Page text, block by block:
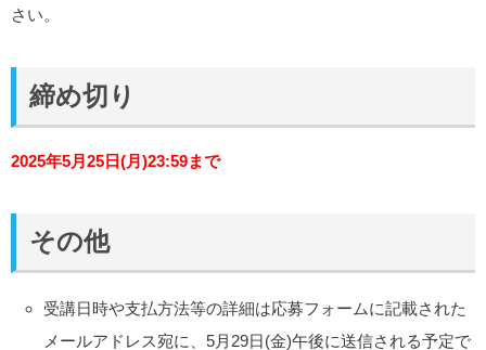
さい。
締め切り
2025年5月25日(月)23:59まで
その他
受講日時や支払方法等の詳細は応募フォームに記載された
メールアドレス宛に、5月29日(金)午後に送信される予定で